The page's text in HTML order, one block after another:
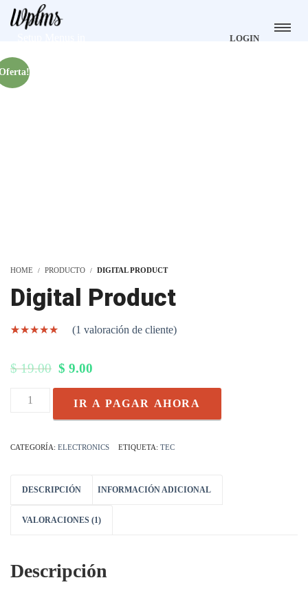
LOGIN
HOME PRODUCTO DIGITAL PRODUCT
Digital Product
de 5 en
valoración
de un
(1 valoración de cliente)
$19.00 El
precio
original
era:
$ 19.00.
$ 9.00
precio
actual
es:
$ 9.00.
Digital
IR A PAGAR AHORA
CATEGORÍA: ELECTRONICS ETIQUETA: TEC
DESCRIPCIÓN INFORMACIÓN ADICIONAL
VALORACIONES (1)
Descripción